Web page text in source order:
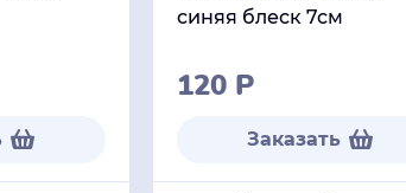
синяя блеск 7см
120 Р
Заказать